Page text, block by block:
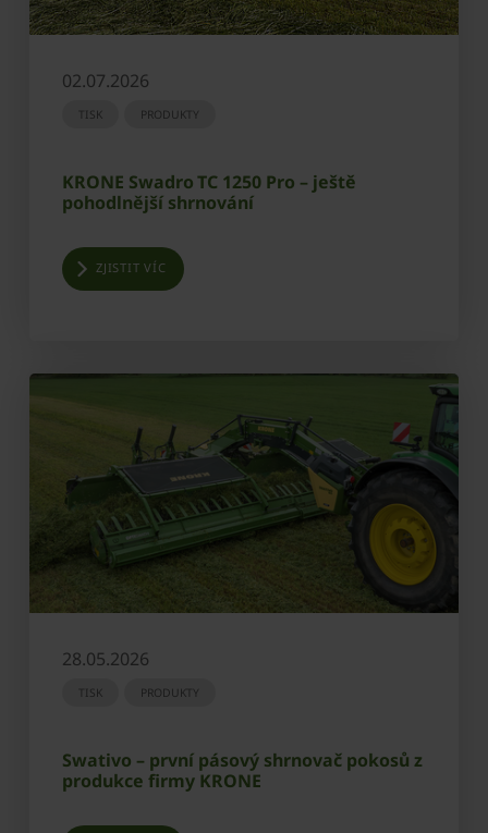
02.07.2026
TISK PRODUKTY
KRONE Swadro TC 1250 Pro – ještě
pohodlnější shrnování
ZJISTIT VÍC
28.05.2026
TISK PRODUKTY
Swativo – první pásový shrnovač pokosů z
produkce firmy KRONE